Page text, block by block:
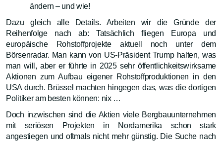
ändern – und wie!
Dazu gleich alle Details. Arbeiten wir die Gründe der
Reihenfolge nach ab: Tatsächlich fliegen Europa und
europäische Rohstoffprojekte aktuell noch unter dem
Börsenradar. Man kann von US-Präsident Trump halten, was
man will, aber er führte in 2025 sehr öffentlichkeitswirksame
Aktionen zum Aufbau eigener Rohstoffproduktionen in den
USA durch. Brüssel machten hingegen das, was die dortigen
Politiker am besten können: nix …
Doch inzwischen sind die Aktien viele Bergbauunternehmen
mit seriösen Projekten in Nordamerika schon stark
angestiegen und oftmals nicht mehr günstig. Die Suche nach